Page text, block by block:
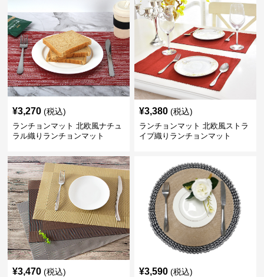
¥3,270 (税込)
ランチョンマット 北欧風ナチュ
ラル織りランチョンマット
¥3,380 (税込)
ランチョンマット 北欧風ストラ
イプ織りランチョンマット
¥3,470 (税込) ¥3,590 (税込)